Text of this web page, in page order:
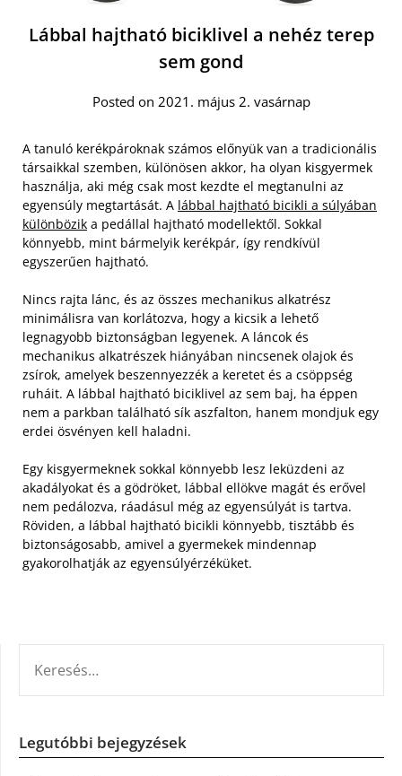
Lábbal hajtható biciklivel a nehéz terep
sem gond
Posted on 2021. május 2. vasárnap
A tanuló kerékpároknak számos előnyük van a tradicionális
társaikkal szemben, különösen akkor, ha olyan kisgyermek
használja, aki még csak most kezdte el megtanulni az
egyensúly megtartását. A lábbal hajtható bicikli a súlyában
különbözik a pedállal hajtható modellektől. Sokkal
könnyebb, mint bármelyik kerékpár, így rendkívül
egyszerűen hajtható.
Nincs rajta lánc, és az összes mechanikus alkatrész
minimálisra van korlátozva, hogy a kicsik a lehető
legnagyobb biztonságban legyenek. A láncok és
mechanikus alkatrészek hiányában nincsenek olajok és
zsírok, amelyek beszennyezzék a keretet és a csöppség
ruháit. A lábbal hajtható biciklivel az sem baj, ha éppen
nem a parkban található sík aszfalton, hanem mondjuk egy
erdei ösvényen kell haladni.
Egy kisgyermeknek sokkal könnyebb lesz leküzdeni az
akadályokat és a gödröket, lábbal ellökve magát és erővel
nem pedálozva, ráadásul még az egyensúlyát is tartva.
Röviden, a lábbal hajtható bicikli könnyebb, tisztább és
biztonságosabb, amivel a gyermekek mindennap
gyakorolhatják az egyensúlyérzéküket.
Legutóbbi bejegyzések